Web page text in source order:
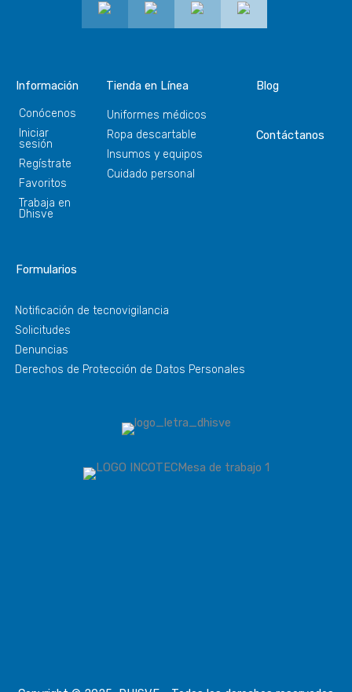
Información
Conócenos
Iniciar
sesión
Regístrate
Favoritos
Trabaja en
Dhisve
Tienda en Línea
Uniformes médicos
Ropa descartable
Insumos y equipos
Cuidado personal
Blog
Contáctanos
Formularios
Notificación de tecnovigilancia
Solicitudes
Denuncias
Derechos de Protección de Datos Personales